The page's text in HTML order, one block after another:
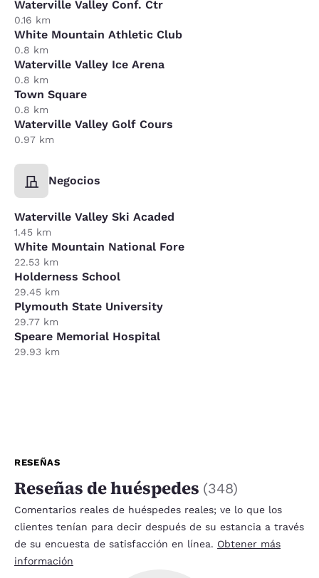
Waterville Valley Conf. Ctr
0.16 km
White Mountain Athletic Club
0.8 km
Waterville Valley Ice Arena
0.8 km
Town Square
0.8 km
Waterville Valley Golf Cours
0.97 km
Negocios
Waterville Valley Ski Acaded
1.45 km
White Mountain National Fore
22.53 km
Holderness School
29.45 km
Plymouth State University
29.77 km
Speare Memorial Hospital
29.93 km
RESEÑAS
Reseñas de huéspedes (348)
Comentarios reales de huéspedes reales; ve lo que los
clientes tenían para decir después de su estancia a través
de su encuesta de satisfacción en línea. Obtener más
información